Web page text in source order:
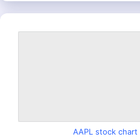
AAPL stock chart